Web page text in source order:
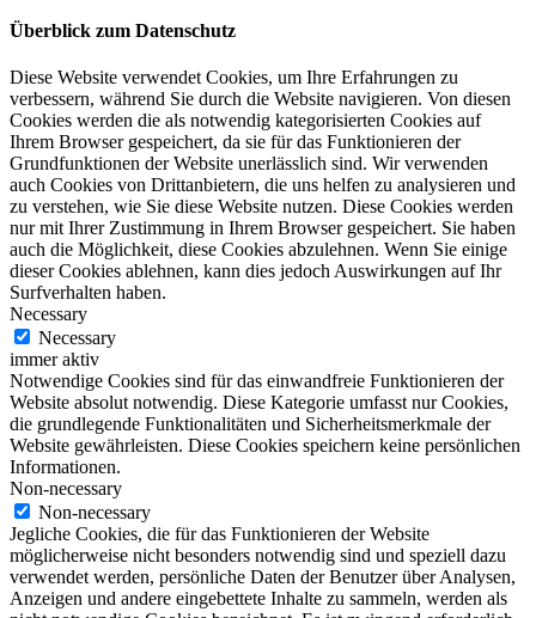
Überblick zum Datenschutz
Diese Website verwendet Cookies, um Ihre Erfahrungen zu
verbessern, während Sie durch die Website navigieren. Von diesen
Cookies werden die als notwendig kategorisierten Cookies auf
Ihrem Browser gespeichert, da sie für das Funktionieren der
Grundfunktionen der Website unerlässlich sind. Wir verwenden
auch Cookies von Drittanbietern, die uns helfen zu analysieren und
zu verstehen, wie Sie diese Website nutzen. Diese Cookies werden
nur mit Ihrer Zustimmung in Ihrem Browser gespeichert. Sie haben
auch die Möglichkeit, diese Cookies abzulehnen. Wenn Sie einige
dieser Cookies ablehnen, kann dies jedoch Auswirkungen auf Ihr
Surfverhalten haben.
Necessary
Necessary
immer aktiv
Notwendige Cookies sind für das einwandfreie Funktionieren der
Website absolut notwendig. Diese Kategorie umfasst nur Cookies,
die grundlegende Funktionalitäten und Sicherheitsmerkmale der
Website gewährleisten. Diese Cookies speichern keine persönlichen
Informationen.
Non-necessary
Non-necessary
Jegliche Cookies, die für das Funktionieren der Website
möglicherweise nicht besonders notwendig sind und speziell dazu
verwendet werden, persönliche Daten der Benutzer über Analysen,
Anzeigen und andere eingebettete Inhalte zu sammeln, werden als